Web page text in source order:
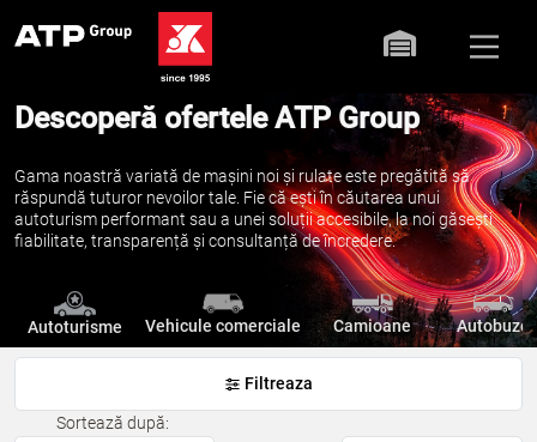
Descoperă ofertele ATP Group
Gama noastră variată de mașini noi și rulate este pregătită să
răspundă tuturor nevoilor tale. Fie că ești în căutarea unui
autoturism performant sau a unei soluții accesibile, la noi găsești
fiabilitate, transparență și consultanță de încredere.
Autoturisme Vehicule comerciale Camioane Autobuze
Filtreaza
Sortează după: